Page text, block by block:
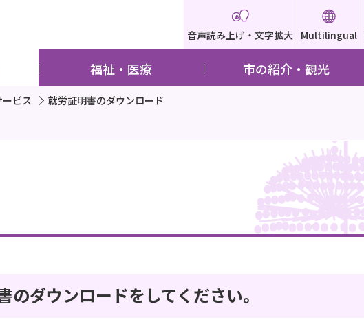
音声読み上げ・文字拡大 Multilingual
福祉・医療 市の紹介・観光
ビス 就労証明書のダウンロード
ダウンロードをしてください。